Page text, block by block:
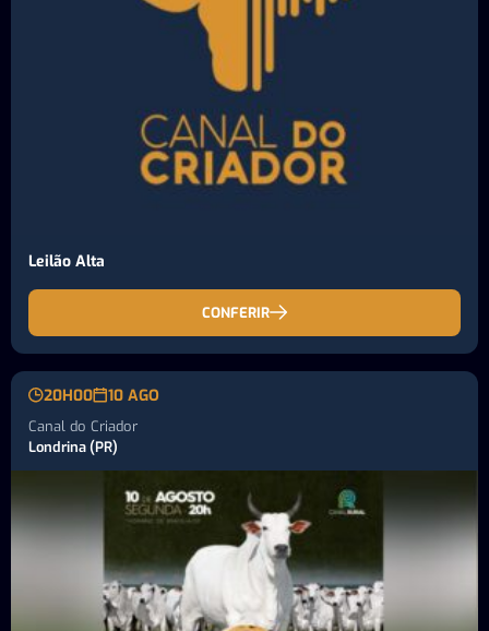
Leilão Alta
CONFERIR
20H00 10 AGO
Canal do Criador
Londrina (PR)